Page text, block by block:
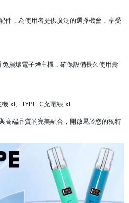
件，為使用者提供廣泛的選擇機會，享受
損壞電子煙主機，確保設備長久使用壽
x1、TYPE-C充電線 x1
高端品質的完美融合，開啟屬於您的獨特